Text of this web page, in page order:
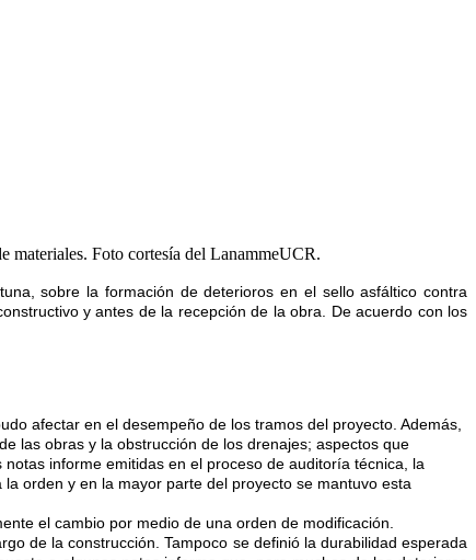
materiales. Foto cortesía del LanammeUCR.
sobre la formación de deterioros en el sello asfáltico contra
y antes de la recepción de la obra. De acuerdo con los
afectar en el desempeño de los tramos del proyecto. Además,
las obras y la obstrucción de los drenajes; aspectos que
informe emitidas en el proceso de auditoría técnica, la
orden y en la mayor parte del proyecto se mantuvo esta
el cambio por medio de una orden de modificación.
de la construcción. Tampoco se definió la durabilidad esperada